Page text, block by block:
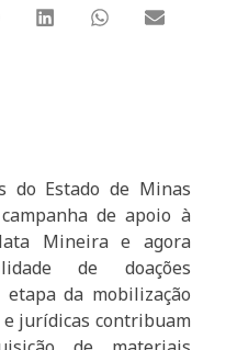
do Estado de Minas
de apoio à
Mineira e agora
de doações
da mobilização
jurídicas contribuam